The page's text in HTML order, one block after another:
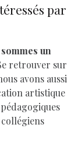
par
un
retrouver sur
avons aussi
artistique
collégiens